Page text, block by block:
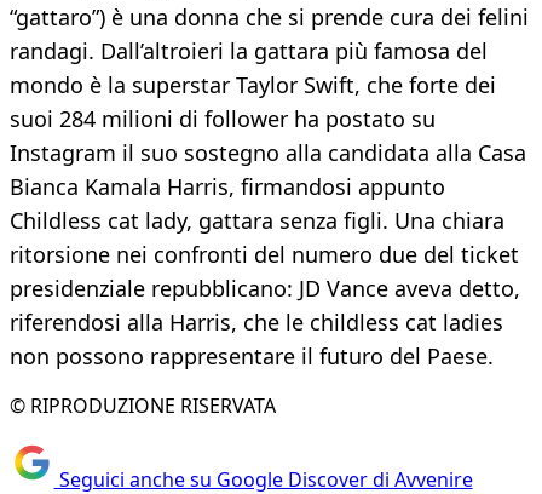
“gattaro”) è una donna che si prende cura dei felini
randagi. Dall’altroieri la gattara più famosa del
mondo è la superstar Taylor Swift, che forte dei
suoi 284 milioni di follower ha postato su
Instagram il suo sostegno alla candidata alla Casa
Bianca Kamala Harris, firmandosi appunto
Childless cat lady, gattara senza figli. Una chiara
ritorsione nei confronti del numero due del ticket
presidenziale repubblicano: JD Vance aveva detto,
riferendosi alla Harris, che le childless cat ladies
non possono rappresentare il futuro del Paese.
© RIPRODUZIONE RISERVATA
Seguici anche su Google Discover di Avvenire